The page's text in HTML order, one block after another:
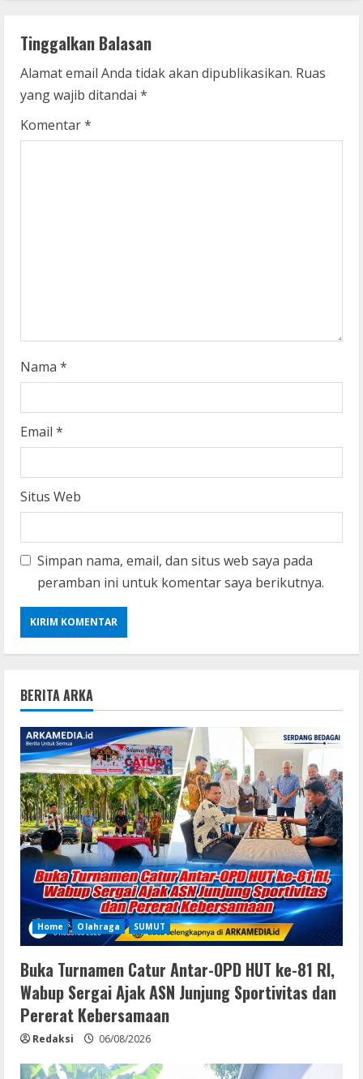
u
e
R
e
Tinggalkan Balasan
Alamat email Anda tidak akan dipublikasikan. Ruas
yang wajib ditandai *
Komentar*
Nama *
Email *
Situs Web
Simpan nama, email, dan situs web saya pada
peramban ini untuk komentar saya berikutnya.
BERITA ARKA
Home Olahraga SUMUT
Buka Turnamen Catur Antar-OPD HUT ke-81 RI,
Wabup Sergai Ajak ASN Junjung Sportivitas dan
Pererat Kebersamaan
Redaksi 06/08/2026